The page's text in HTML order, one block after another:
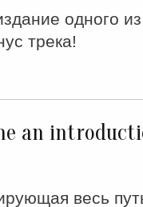
одного
трека!
an
весь